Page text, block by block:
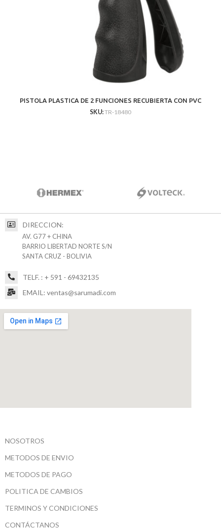
PISTOLA PLASTICA DE 2 FUNCIONES RECUBIERTA CON PVC
SKU:TR-18480
DIRECCION:
AV. G77 + CHINA
BARRIO LIBERTAD NORTE S/N
SANTA CRUZ - BOLIVIA
TELF. : + 591 - 69432135
EMAIL: ventas@sarumadi.com
NOSOTROS
METODOS DE ENVIO
METODOS DE PAGO
POLITICA DE CAMBIOS
TERMINOS Y CONDICIONES
CONTÁCTANOS